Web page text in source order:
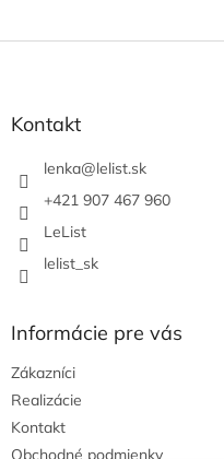
Kontakt
lenka@lelist.sk
+421 907 467 960
LeList
lelist_sk
Informácie pre vás
Zákazníci
Realizácie
Kontakt
Obchodné podmienky